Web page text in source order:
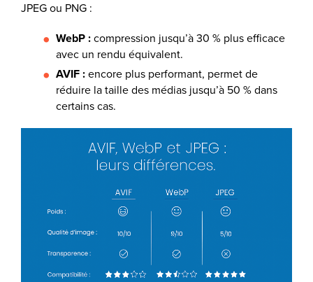
JPEG ou PNG :
WebP :compression jusqu’à 30 % plus efficace
avec un rendu équivalent.
AVIF :encore plus performant, permet de
réduire la taille des médias jusqu’à 50 % dans
certains cas.